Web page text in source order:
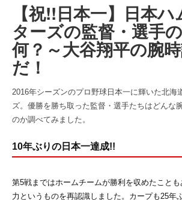
【祝!!日本一】日本
ターズの監督・選手
何？～大谷翔平の腕
だ！
2016年シーズンのプロ野球日本一に輝いた北海
ズ。優勝を勝ち取った監督・選手たちはどんな
のか調べてみました。
10年ぶりの日本一達成!!
第5戦まではホームチームが勝利を収めたこと
力というものを再認識しました。カープも25年